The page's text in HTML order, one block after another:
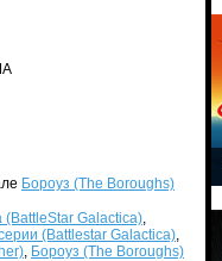
Бороуз (The Boroughs)
(BattleStar Galactica),
(Battlestar Galactica),
, Бороуз (The Boroughs)